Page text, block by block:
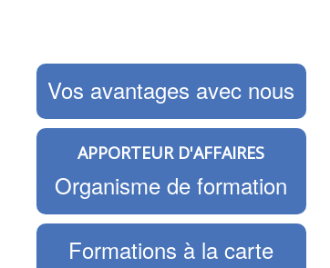
Vos avantages avec nous
APPORTEUR D'AFFAIRES
Organisme de formation
Formations à la carte